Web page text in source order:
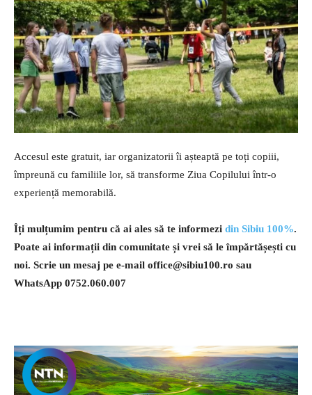
Accesul este gratuit, iar organizatorii îi așteaptă pe toți copiii,
împreună cu familiile lor, să transforme Ziua Copilului într-o
experiență memorabilă.
Îți mulțumim pentru că ai ales să te informezi din Sibiu 100%.
Poate ai informații din comunitate și vrei să le împărtășești cu
noi. Scrie un mesaj pe e-mail office@sibiu100.ro sau
WhatsApp 0752.060.007